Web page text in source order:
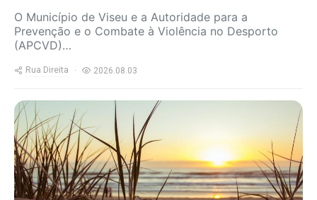
O Município de Viseu e a Autoridade para a
Prevenção e o Combate à Violência no Desporto
(APCVD)…
Rua Direita 2026.08.03
https://www.ruadireita.pt/wp-
content/uploads/2020/05/praia-
1-800x600.jpg